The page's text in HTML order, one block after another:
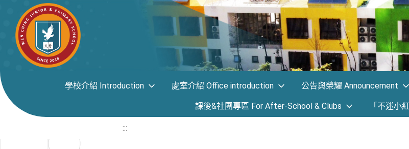
學校介紹 Introduction 處室介紹 Office introduction 公告與榮耀 Announcement
課後&社團專區 For After-School & Clubs 「不迷小
:::